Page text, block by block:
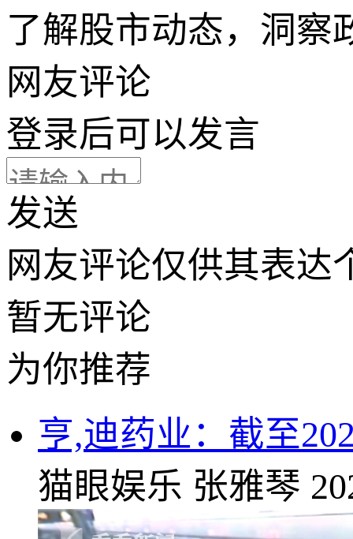
了解股市动态，洞察
网友评论
登录后可以发言
发送
网友评论仅供其表达
暂无评论
为你推荐
亨,迪药业：截至
猫眼娱乐 张雅琴